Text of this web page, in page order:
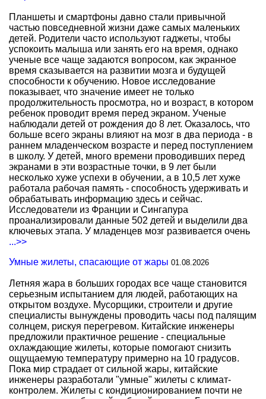
Планшеты и смартфоны давно стали привычной
частью повседневной жизни даже самых маленьких
детей. Родители часто используют гаджеты, чтобы
успокоить малыша или занять его на время, однако
ученые все чаще задаются вопросом, как экранное
время сказывается на развитии мозга и будущей
способности к обучению. Новое исследование
показывает, что значение имеет не только
продолжительность просмотра, но и возраст, в котором
ребенок проводит время перед экраном. Ученые
наблюдали детей от рождения до 8 лет. Оказалось, что
больше всего экраны влияют на мозг в два периода - в
раннем младенческом возрасте и перед поступлением
в школу. У детей, много времени проводивших перед
экранами в эти возрастные точки, в 9 лет были
несколько хуже успехи в обучении, а в 10,5 лет хуже
работала рабочая память - способность удерживать и
обрабатывать информацию здесь и сейчас.
Исследователи из Франции и Сингапура
проанализировали данные 502 детей и выделили два
ключевых этапа. У младенцев мозг развивается очень
...>>
Умные жилеты, спасающие от жары 01.08.2026
Летняя жара в больших городах все чаще становится
серьезным испытанием для людей, работающих на
открытом воздухе. Мусорщики, строители и другие
специалисты вынуждены проводить часы под палящим
солнцем, рискуя перегревом. Китайские инженеры
предложили практичное решение - специальные
охлаждающие жилеты, которые помогают снизить
ощущаемую температуру примерно на 10 градусов.
Пока мир страдает от сильной жары, китайские
инженеры разработали "умные" жилеты с климат-
контролем. Жилеты с кондиционированием почти не